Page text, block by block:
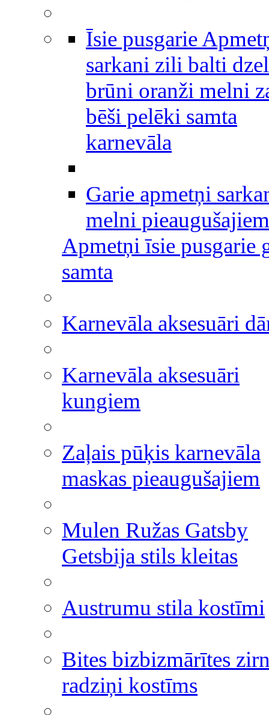
Īsie pusgarie
sarkani zili balti
brūni oranži melni
bēši pelēki samta
karnevāla
Garie apmetņi
melni pieaugušajiem
Apmetņi īsie pusgarie
samta
Karnevāla aksesuāri
Karnevāla aksesuāri
kungiem
Zaļais pūķis karnevāla
maskas pieaugušajiem
Mulen Ružas Gatsby
Getsbija stils kleitas
Austrumu stila kostīmi
Bites bizbizmārītes
radziņi kostīms